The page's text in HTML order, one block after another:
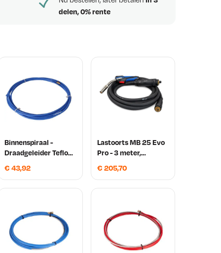
delen, 0% rente
Binnenspiraal -
Draadgeleider Teflon
€ 43,92
Lastoorts MB 25 Evo
Pro - 3 meter,
€ 205,70